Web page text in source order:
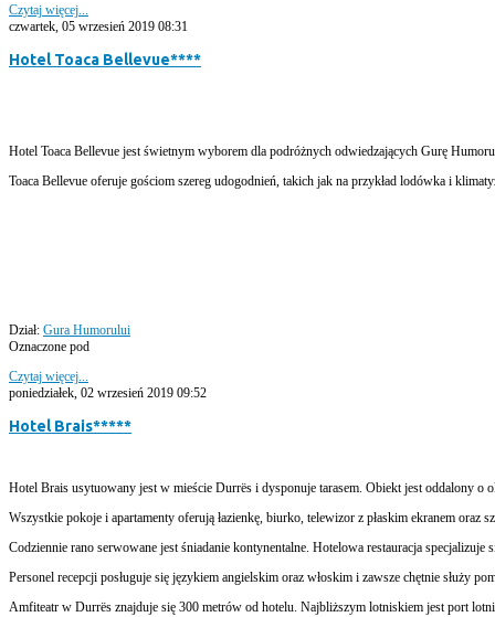
Czytaj więcej...
czwartek, 05 wrzesień 2019 08:31
Hotel Toaca Bellevue****
Hotel Toaca Bellevue jest świetnym wyborem dla podróżnych odwiedzających Gurę
Toaca Bellevue oferuje gościom szereg udogodnień, takich jak na przykład lodówka i
Dział: Gura Humorului
Oznaczone pod
Czytaj więcej...
poniedziałek, 02 wrzesień 2019 09:52
Hotel Brais*****
Hotel Brais usytuowany jest w mieście Durrës i dysponuje tarasem. Obiekt jest oddalony o
Wszystkie pokoje i apartamenty oferują łazienkę, biurko, telewizor z płaskim ekranem oraz
Codziennie rano serwowane jest śniadanie kontynentalne. Hotelowa restauracja
Personel recepcji posługuje się językiem angielskim oraz włoskim i zawsze chętnie służy
Amfiteatr w Durrës znajduje się 300 metrów od hotelu. Najbliższym lotniskiem jest port